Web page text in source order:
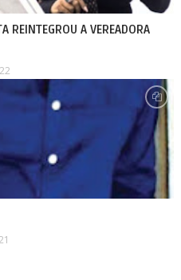
REINTEGROU A VEREADORA